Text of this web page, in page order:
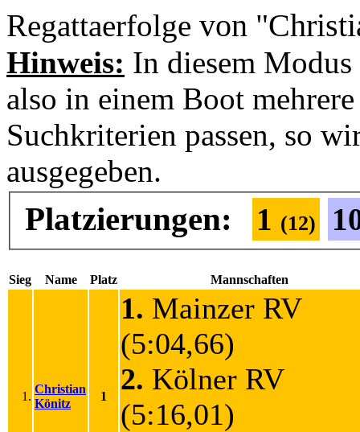
Regattaerfolge von
Hinweis: In diesem
also in einem Boot
Suchkriterien passen, so
ausgegeben.
Platzierungen: 1 (12)
Sieg Name Platz Mannschaften
1.
Christian
Könitz
1
1. Mainzer RV
(5:04,66)
2. Kölner RV
(5:16,01)